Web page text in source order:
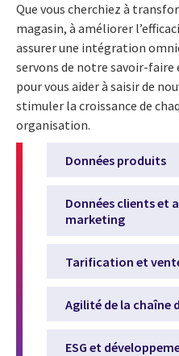
Que vous cherchiez à
magasin, à améliorer
assurer une intégration
servons de notre savoir-faire
pour vous aider à saisir de
stimuler la croissance de
organisation.
Données produits
Données clients et
marketing
Tarification et
Agilité de la chaîne
ESG et